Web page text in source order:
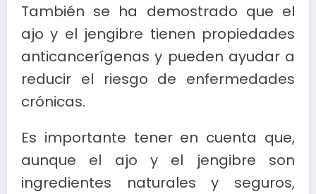
También se ha demostrado que el
ajo y el jengibre tienen propiedades
anticancerígenas y pueden ayudar a
reducir el riesgo de enfermedades
crónicas.
Es importante tener en cuenta que,
aunque el ajo y el jengibre son
ingredientes naturales y seguros,